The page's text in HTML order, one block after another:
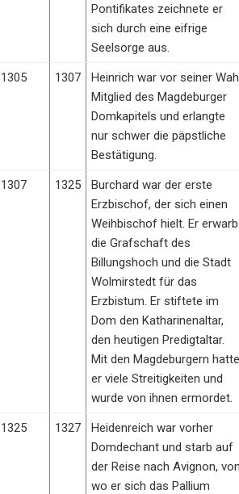
Pontifikates zeichnete er
sich durch eine eifrige
Seelsorge aus.
1305 1307
Heinrich war vor seiner
Mitglied des Magdeburger
Domkapitels und erlangte
nur schwer die päpstliche
Bestätigung.
1307 1325
Burchard war der erste
Erzbischof, der sich einen
Weihbischof hielt. Er erwarb
die Grafschaft des
Billungshoch und die Stadt
Wolmirstedt für das
Erzbistum. Er stiftete im
Dom den Katharinenaltar,
den heutigen Predigtaltar.
Mit den Magdeburgern hatte
er viele Streitigkeiten und
wurde von ihnen ermordet.
1325 1327
Heidenreich war vorher
Domdechant und starb auf
der Reise nach Avignon,
wo er sich das Pallium